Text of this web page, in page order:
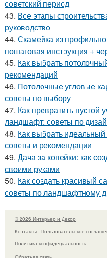
советский период
43. Все этапы
руководство
44. Скамейка из
пошаговая инструкция +
45. Как выбрать
рекомендаций
46. Потолочные угловые
советы по выбору
47. Как превратить пустой
ландшафт: советы по
48. Как выбрать
советы и рекомендации
49. Дача за копейки: как
своими руками
50. Как создать красивый
советы по ландшафтному
© 2026 Интерьер и Декор
Контакты
Пользовательское
Политика конфидециальности
Обратная связь